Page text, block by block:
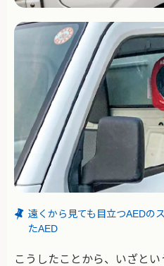
遠くから見ても目立つAEDの
たAED
こうしたことから、いざと